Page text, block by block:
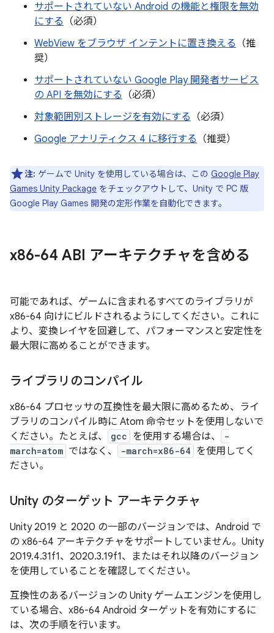
サポートされていない Android の機能と権限を無効
にする （必須）
WebView をブラウザ インテントに置き換える （推
奨）
サポートされていない Google Play 開発者サービス
の API を無効にする （必須）
対象範囲別ストレージを有効にする （必須）
Google アナリティクス 4 に移行する （推奨）
注: ゲームで Unity を使用している場合は、この Google Play
Games Unity Package をチェックアウトして、Unity で PC 版
Google Play Games 開発の定形作業を自動化できます。
x86-64 ABI アーキテクチャを含める
可能であれば、ゲームに含まれるすべてのライブラリが
x86-64 向けにビルドされるようにしてください。これに
より、変換レイヤを回避して、パフォーマンスと安定性を
最大限に高めることができます。
ライブラリのコンパイル
x86-64 プロセッサの互換性を最大限に高めるため、ライ
ブラリのコンパイル時に Atom 命令セットを使用しないで
ください。たとえば、
gcc を使用する場合は、
-
march=atom ではなく、 -march=x86-64 を使用してく
ださい。
Unity のターゲット アーキテクチャ
Unity 2019 と 2020 の一部のバージョンでは、Android で
の x86-64 アーキテクチャをサポートしていません。Unity
2019.4.31f1、2020.3.19f1、またはそれ以降のバージョン
を使用していることを確認してください。
互換性のあるバージョンの Unity ゲームエンジンを使用し
ている場合、x86-64 Android ターゲットを有効にするに
は、次の手順を行います。